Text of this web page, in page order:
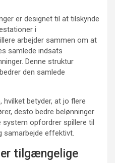
er designet til at tilskynde
i
arbejder sammen om at
samlede indsats
Denne struktur
den samlede
hvilket betyder, at jo flere
desto bedre belønninger
system opfordrer spillere til
effektivt.
tilgængelige